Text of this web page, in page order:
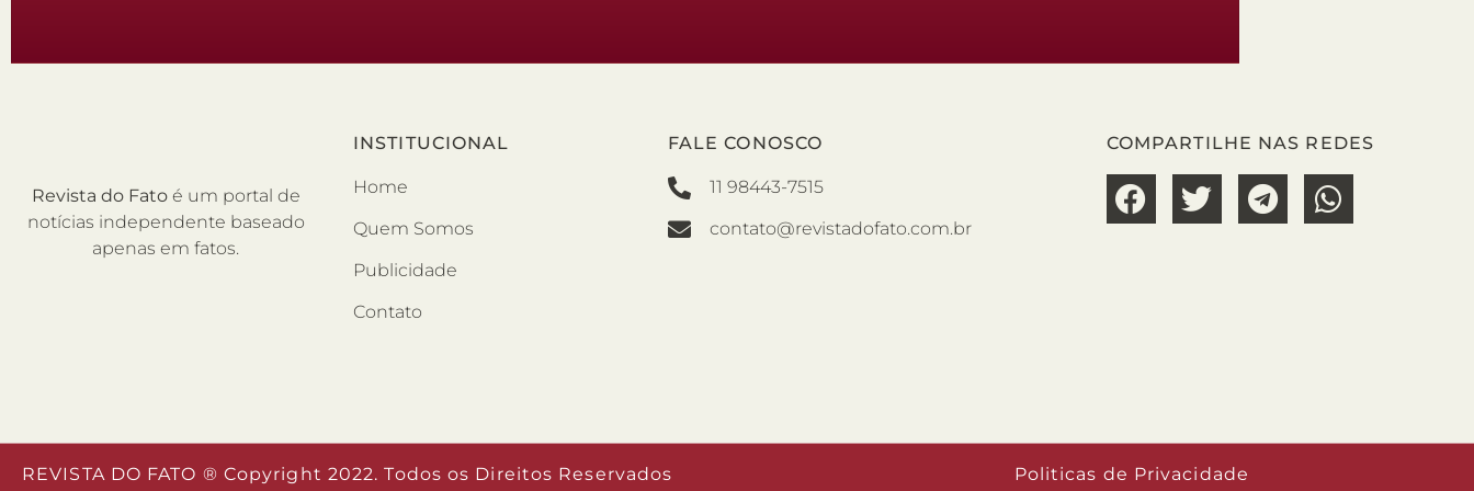
Revista do Fato é um portal de
notícias independente baseado
apenas em fatos.
INSTITUCIONAL
Home
Quem Somos
Publicidade
Contato
FALE CONOSCO
11 98443-7515
contato@revistadofato.com.br
COMPARTILHE NAS REDES
REVISTA DO FATO ® Copyright 2022. Todos os Direitos Reservados Politicas de Privacidade